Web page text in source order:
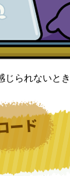
じられないと